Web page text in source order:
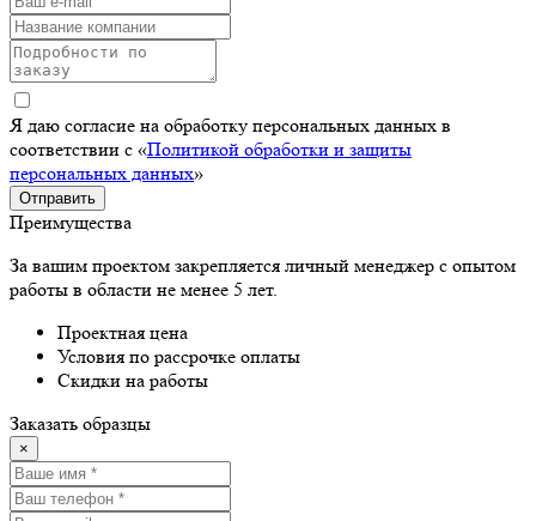
Я даю согласие на обработку персональных данных в
соответствии с «Политикой обработки и защиты
персональных данных»
Отправить
Преимущества
За вашим проектом закрепляется личный менеджер с опытом
работы в области не менее 5 лет.
Проектная цена
Условия по рассрочке оплаты
Скидки на работы
Заказать образцы
×